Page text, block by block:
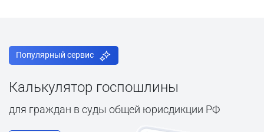
Популярный сервис
Калькулятор госпошлины
для граждан в суды общей юрисдикции РФ